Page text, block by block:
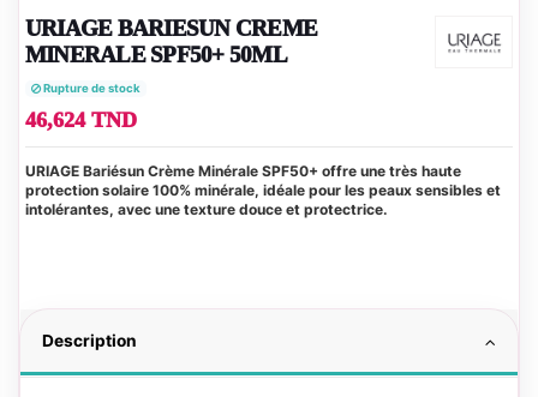
URIAGE BARIESUN CREME
MINERALE SPF50+ 50ML
Rupture de stock
46,624 TND
URIAGE Bariésun Crème Minérale SPF50+ offre une très haute
protection solaire 100% minérale, idéale pour les peaux sensibles et
intolérantes, avec une texture douce et protectrice.
Description